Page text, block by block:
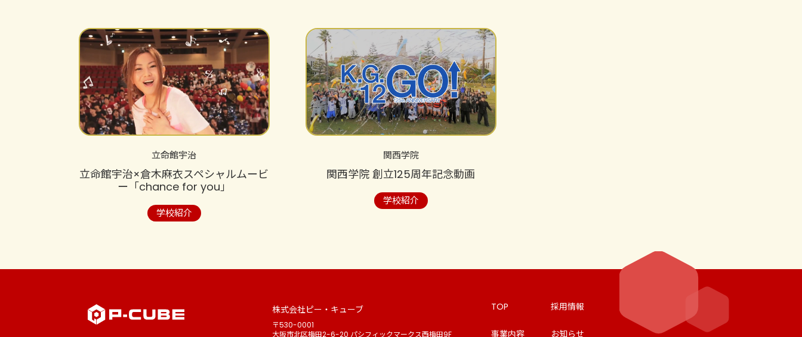
立命館宇治
立命館宇治×倉木麻衣スペシャルムービ
ー「chance for you」
学校紹介
関西学院
関西学院 創立125周年記念動画
学校紹介
株式会社ピー・キューブ
〒530-0001
大阪市北区梅田2-6-20 パシフィックマークス西梅田9F
TOP
事業内容
採用情報
お知らせ